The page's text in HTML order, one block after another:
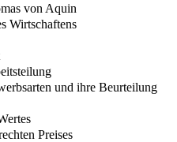
von Aquin
Wirtschaftens
und ihre Beurteilung
Preises